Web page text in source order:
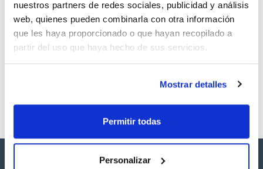
nuestros partners de redes sociales, publicidad y análisis
web, quienes pueden combinarla con otra información
que les haya proporcionado o que hayan recopilado a
partir del uso que haya hecho de sus servicios.
Mostrar detalles
Permitir todas
Personalizar
Envase
VIAL
Volumen
500mg
CAS
[102-56-7]
Referencia
SB31700500
x 500mg
Precio
Comprar